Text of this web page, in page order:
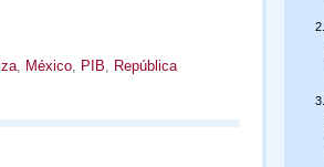
, México, PIB
República